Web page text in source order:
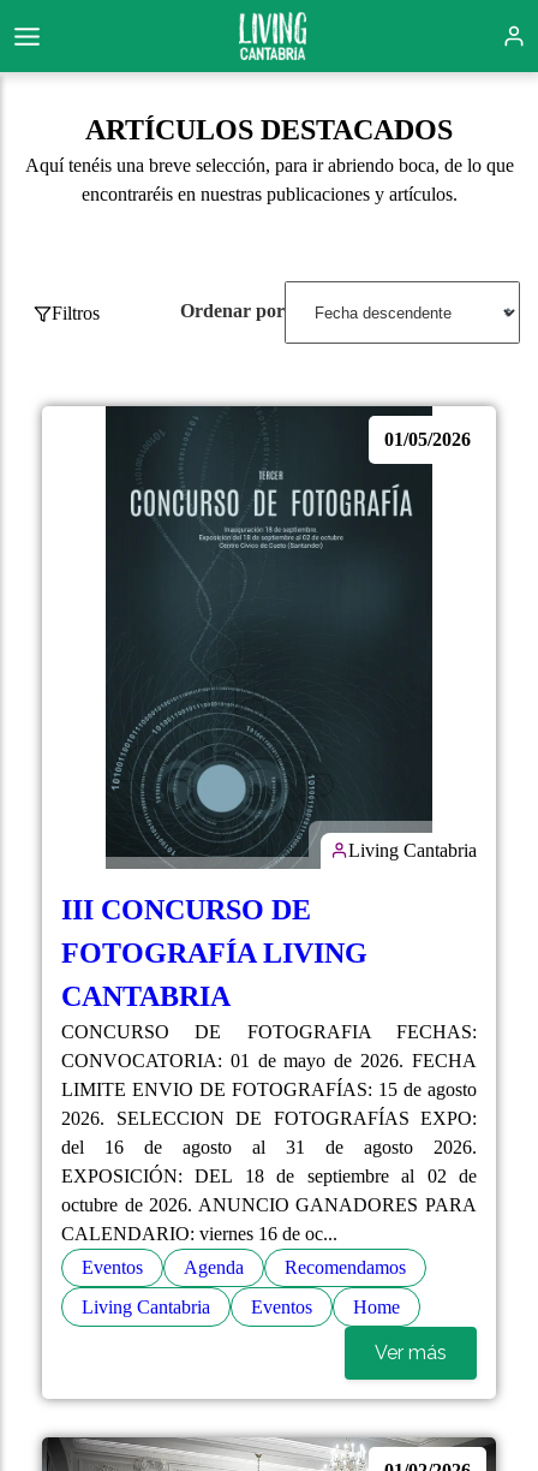
ARTÍCULOS DESTACADOS
Aquí tenéis una breve selección, para ir abriendo boca, de lo que
encontraréis en nuestras publicaciones y artículos.
Ordenar por
Filtros
01/05/2026
Living Cantabria
III CONCURSO DE
FOTOGRAFÍA LIVING
CANTABRIA
CONCURSO DE FOTOGRAFIA FECHAS:
CONVOCATORIA: 01 de mayo de 2026. FECHA
LIMITE ENVIO DE FOTOGRAFÍAS: 15 de agosto
2026. SELECCION DE FOTOGRAFÍAS EXPO:
del 16 de agosto al 31 de agosto 2026.
EXPOSICIÓN: DEL 18 de septiembre al 02 de
octubre de 2026. ANUNCIO GANADORES PARA
CALENDARIO: viernes 16 de oc...
Eventos
Agenda
Recomendamos
Living Cantabria
Eventos Home
Ver más